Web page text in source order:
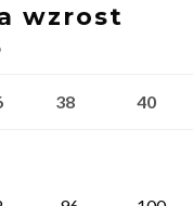
wzrost
38 40